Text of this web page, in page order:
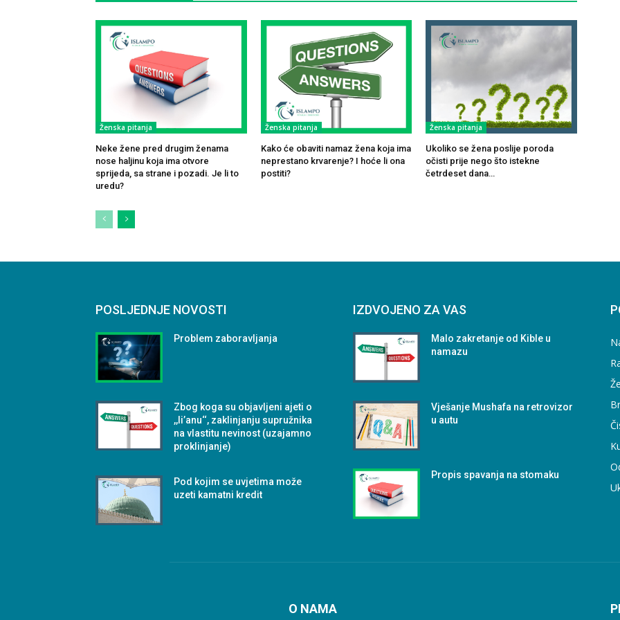
Ženska pitanja
Neke žene pred drugim ženama
nose haljinu koja ima otvore
sprijeda, sa strane i pozadi. Je li to
uredu?
Ženska pitanja
Kako će obaviti namaz žena koja ima
neprestano krvarenje? I hoće li ona
postiti?
Ženska pitanja
Ukoliko se žena poslije poroda
očisti prije nego što istekne
četrdeset dana…
POSLJEDNJE NOVOSTI
Problem zaboravljanja
Zbog koga su objavljeni ajeti o
,,li’anu‘‘, zaklinjanju supružnika
na vlastitu nevinost (uzajamno
proklinjanje)
Pod kojim se uvjetima može
uzeti kamatni kredit
IZDVOJENO ZA VAS
Malo zakretanje od Kible u
namazu
Vješanje Mushafa na retrovizor
u autu
Propis spavanja na stomaku
O NAMA